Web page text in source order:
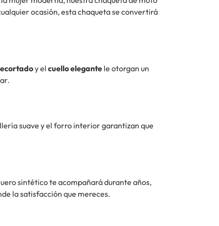
ocasión, esta chaqueta se convertirá
y el cuello elegante le otorgan un
suave y el forro interior garantizan que
sintético te acompañará durante años,
la satisfacción que mereces.